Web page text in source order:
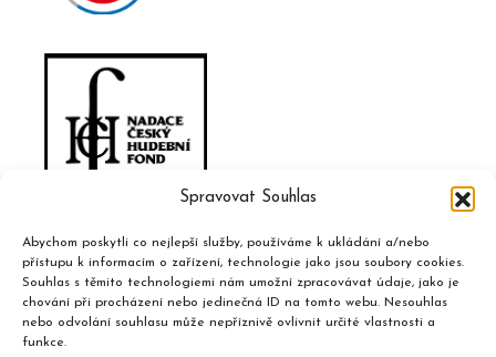
Spravovat Souhlas
Abychom poskytli co nejlepší služby, používáme k ukládání a/nebo
přístupu k informacím o zařízení, technologie jako jsou soubory cookies.
Souhlas s těmito technologiemi nám umožní zpracovávat údaje, jako je
chování při procházení nebo jedinečná ID na tomto webu. Nesouhlas
nebo odvolání souhlasu může nepříznivě ovlivnit určité vlastnosti a
funkce.